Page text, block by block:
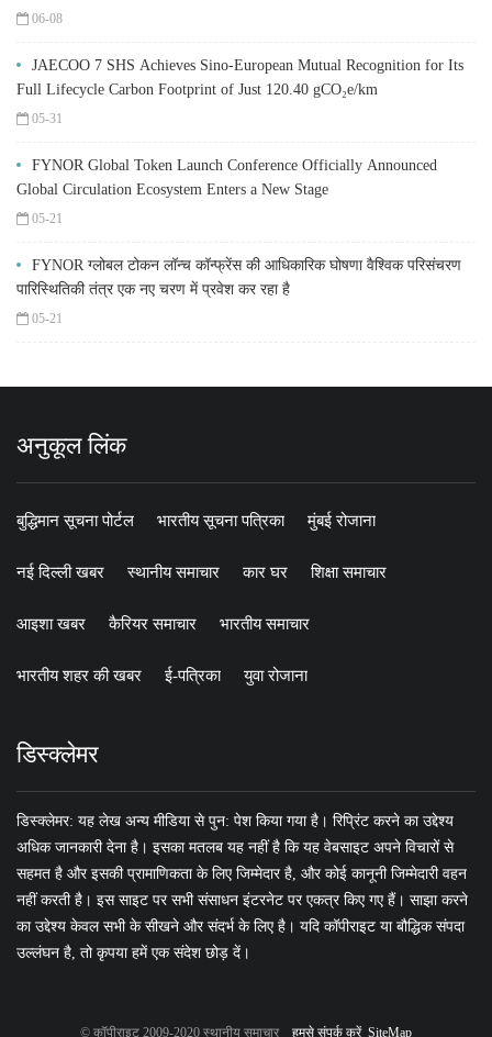
06-08
JAECOO 7 SHS Achieves Sino-European Mutual Recognition for Its
Full Lifecycle Carbon Footprint of Just 120.40 gCO₂e/km
05-31
FYNOR Global Token Launch Conference Officially Announced
Global Circulation Ecosystem Enters a New Stage
05-21
FYNOR ग्लोबल टोकन लॉन्च कॉन्फ्रेंस की आधिकारिक घोषणा वैश्विक परिसंचरण
पारिस्थितिकी तंत्र एक नए चरण में प्रवेश कर रहा है
05-21
अनुकूल लिंक
बुद्धिमान सूचना पोर्टल भारतीय सूचना पत्रिका मुंबई रोजाना
नई दिल्ली खबर स्थानीय समाचार कार घर शिक्षा समाचार
आइशा खबर कैरियर समाचार भारतीय समाचार
भारतीय शहर की खबर ई-पत्रिका युवा रोजाना
डिस्क्लेमर
डिस्क्लेमर: यह लेख अन्य मीडिया से पुन: पेश किया गया है। रिप्रिंट करने का उद्देश्य
अधिक जानकारी देना है। इसका मतलब यह नहीं है कि यह वेबसाइट अपने विचारों से
सहमत है और इसकी प्रामाणिकता के लिए जिम्मेदार है, और कोई कानूनी जिम्मेदारी वहन
नहीं करती है। इस साइट पर सभी संसाधन इंटरनेट पर एकत्र किए गए हैं। साझा करने
का उद्देश्य केवल सभी के सीखने और संदर्भ के लिए है। यदि कॉपीराइट या बौद्धिक संपदा
उल्लंघन है, तो कृपया हमें एक संदेश छोड़ दें।
© कॉपीराइट 2009-2020 स्थानीय समाचार हमसे संपर्क करें SiteMap